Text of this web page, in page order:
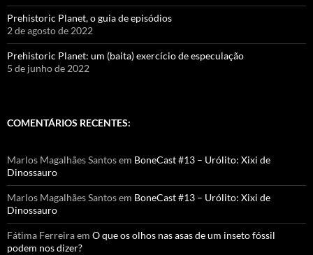
Prehistoric Planet, o guia de episódios
2 de agosto de 2022
Prehistoric Planet: um (baita) exercício de especulação
5 de junho de 2022
COMENTÁRIOS RECENTES:
Marlos Magalhães Santosem BoneCast #13 – Urólito: Xixi de
Dinossauro
Marlos Magalhães Santosem BoneCast #13 – Urólito: Xixi de
Dinossauro
Fátima Ferreiraem O que os olhos nas asas de um inseto fóssil
podem nos dizer?